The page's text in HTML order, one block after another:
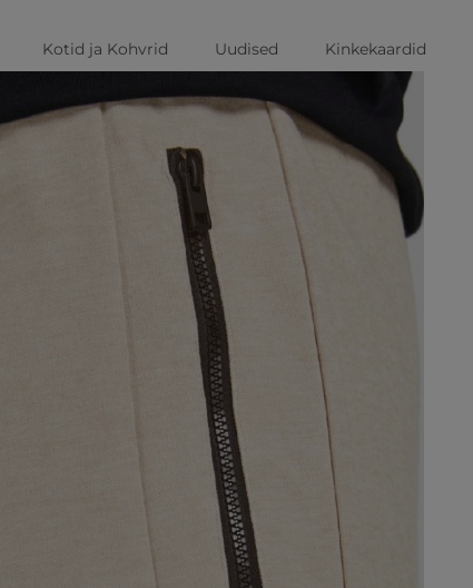
Kotid ja Kohvrid Uudised Kinkekaardid